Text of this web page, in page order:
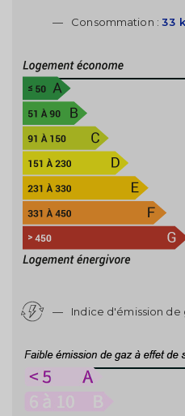
— Consommation :33
— Indice d'émission de